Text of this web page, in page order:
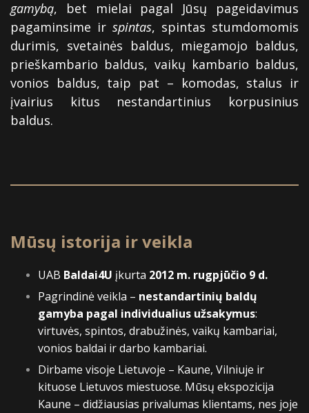
gamybą, bet mielai pagal Jūsų pageidavimus
pagaminsime ir spintas, spintas stumdomomis
durimis, svetainės baldus, miegamojo baldus,
prieškambario baldus, vaikų kambario baldus,
vonios baldus, taip pat – komodas, stalus ir
įvairius kitus nestandartinius korpusinius
baldus.
Mūsų istorija ir veikla
UAB Baldai4U įkurta 2012 m. rugpjūčio 9 d.
Pagrindinė veikla – nestandartinių baldų
gamyba pagal individualius užsakymus:
virtuvės, spintos, drabužinės, vaikų kambariai,
vonios baldai ir darbo kambariai.
Dirbame visoje Lietuvoje – Kaune, Vilniuje ir
kituose Lietuvos miestuose. Mūsų ekspozicija
Kaune – didžiausias privalumas klientams, nes joje